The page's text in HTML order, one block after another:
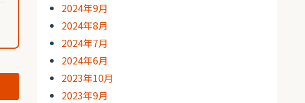
2024年9月
2024年8月
2024年7月
2024年6月
2023年10月
2023年9月